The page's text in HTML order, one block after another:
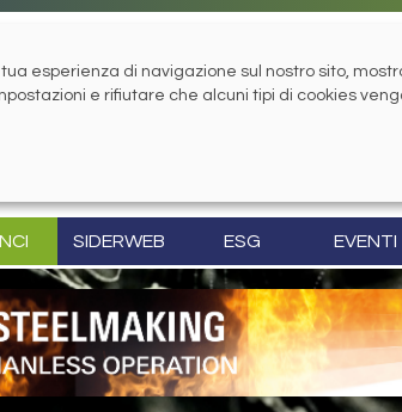
SIDERWEB ESG EVENTI
esperienza di navigazione sul nostro sito,
e rifiutare che alcuni tipi di cookies